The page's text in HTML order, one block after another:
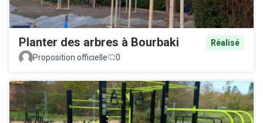
Planter des arbres à Bourbaki
Réalisé
Proposition officielle
0